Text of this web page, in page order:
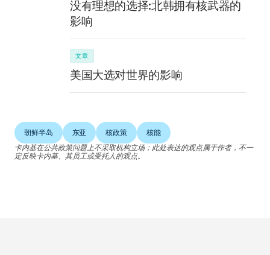
没有理想的选择:北韩拥有核武器的
影响
文章
美国大选对世界的影响
朝鲜半岛 东亚 核政策
核能
卡内基在公共政策问题上不采取机构立场；此处表达的观点属于作者，不一
定反映卡内基、其员工或受托人的观点。